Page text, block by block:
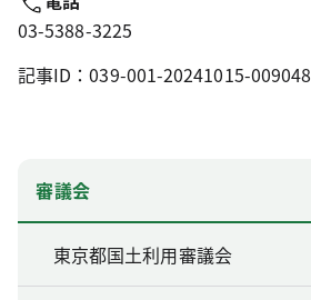
03-5388-3225
記事ID：039-001-20241015-009048
審議会
東京都国土利用審議会